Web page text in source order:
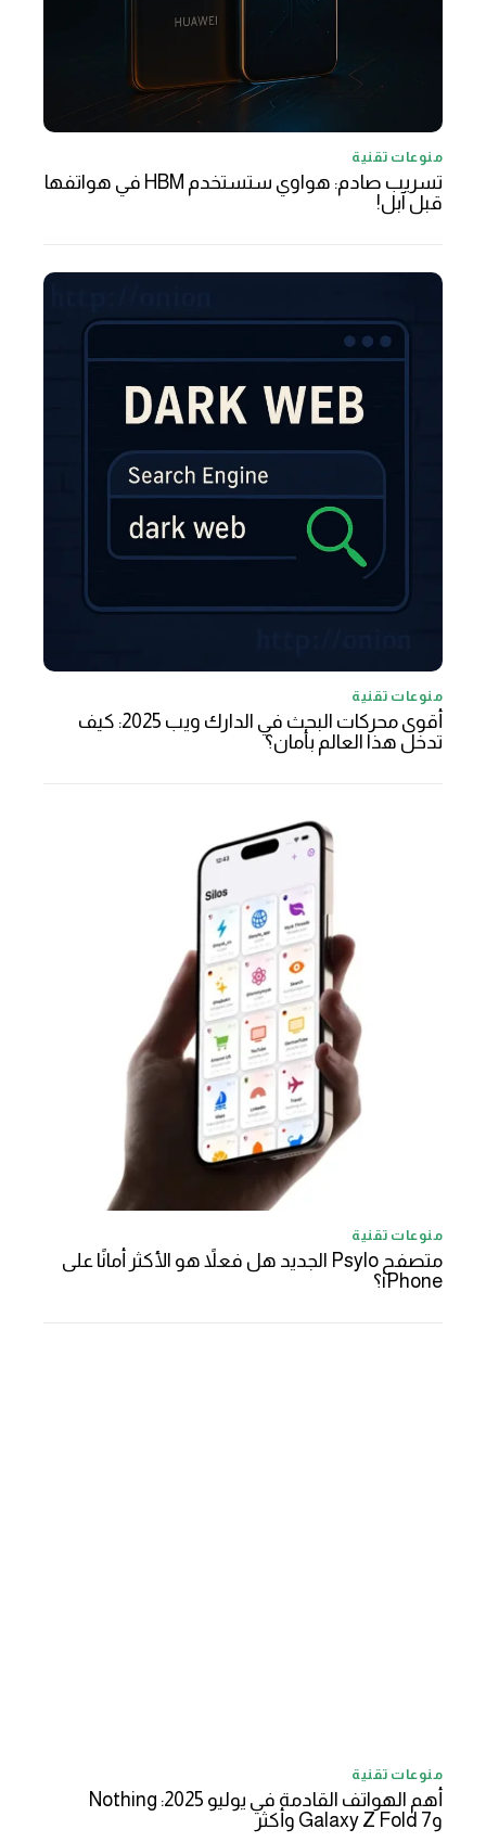
منوعات تقنية
تسريب صادم: هواوي ستستخدم HBM في هواتفها
قبل آبل!
منوعات تقنية
أقوى محركات البحث في الدارك ويب 2025: كيف
تدخل هذا العالم بأمان؟
منوعات تقنية
متصفح Psylo الجديد هل فعلاً هو الأكثر أمانًا على
iPhone؟
منوعات تقنية
أهم الهواتف القادمة في يوليو 2025: Nothing
وGalaxy Z Fold 7 وأكثر